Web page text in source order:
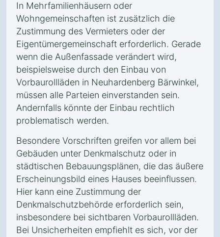
In Mehrfamilienhäusern oder
Wohngemeinschaften ist zusätzlich die
Zustimmung des Vermieters oder der
Eigentümergemeinschaft erforderlich. Gerade
wenn die Außenfassade verändert wird,
beispielsweise durch den Einbau von
Vorbaurollläden in Neuhardenberg Bärwinkel,
müssen alle Parteien einverstanden sein.
Andernfalls könnte der Einbau rechtlich
problematisch werden.
Besondere Vorschriften greifen vor allem bei
Gebäuden unter Denkmalschutz oder in
städtischen Bebauungsplänen, die das äußere
Erscheinungsbild eines Hauses beeinflussen.
Hier kann eine Zustimmung der
Denkmalschutzbehörde erforderlich sein,
insbesondere bei sichtbaren Vorbaurollläden.
Bei Unsicherheiten empfiehlt es sich, vor der